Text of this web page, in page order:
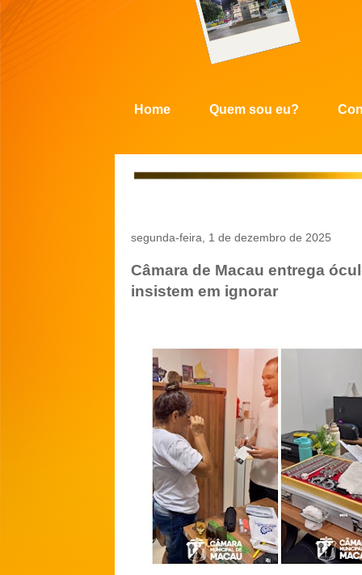
Home Quem sou eu?
segunda-feira, 1 de dezembro de 2025
Câmara de Macau entrega
insistem em ignorar